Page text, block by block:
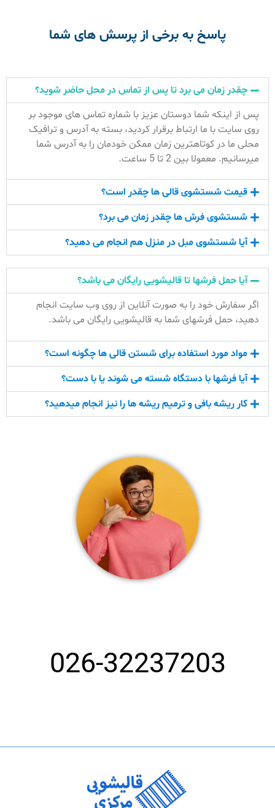
پاسخ به برخی از پرسش های شما
چقدر زمان می برد تا پس از تماس در محل حاضر شوید؟
پس از اینکه شما دوستان عزیز با شماره تماس های موجود بر
روی سایت با ما ارتباط برقرار کردید، بسته به آدرس و ترافیک
محلی ما در کوتاهترین زمان ممکن خودمان را به آدرس شما
میرسانیم. معمولا بین 2 تا 5 ساعت.
قیمت شستشوی قالی ها چقدر است؟
شستشوی فرش ها چقدر زمان می برد؟
آیا شستشوی مبل در منزل هم انجام می دهید؟
آیا حمل فرشها تا قالیشویی رایگان می باشد؟
اگر سفارش خود را به صورت آنلاین از روی وب سایت انجام
دهید، حمل فرشهای شما به قالیشویی رایگان می باشد.
مواد مورد استفاده برای شستن قالی ها چگونه است؟
آیا فرشها با دستگاه شسته می شوند یا با دست؟
کار ریشه بافی و ترمیم ریشه ها را نیز انجام میدهید؟
026-32237203